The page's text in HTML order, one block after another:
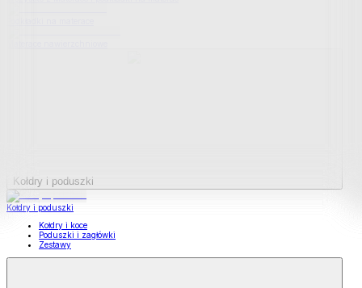
Kołdry i poduszki
Kołdry i poduszki
Kołdry i koce
Poduszki i zagłówki
Zestawy